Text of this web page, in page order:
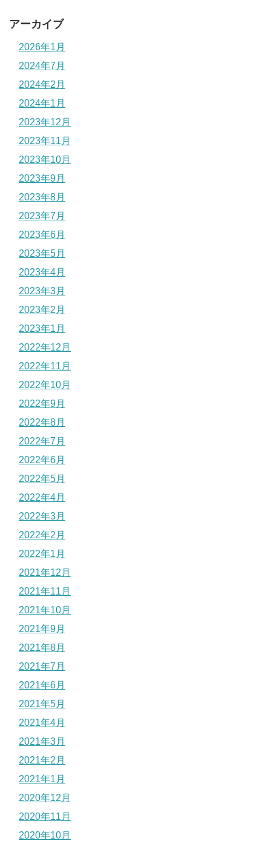
アーカイブ
2026年1月
2024年7月
2024年2月
2024年1月
2023年12月
2023年11月
2023年10月
2023年9月
2023年8月
2023年7月
2023年6月
2023年5月
2023年4月
2023年3月
2023年2月
2023年1月
2022年12月
2022年11月
2022年10月
2022年9月
2022年8月
2022年7月
2022年6月
2022年5月
2022年4月
2022年3月
2022年2月
2022年1月
2021年12月
2021年11月
2021年10月
2021年9月
2021年8月
2021年7月
2021年6月
2021年5月
2021年4月
2021年3月
2021年2月
2021年1月
2020年12月
2020年11月
2020年10月